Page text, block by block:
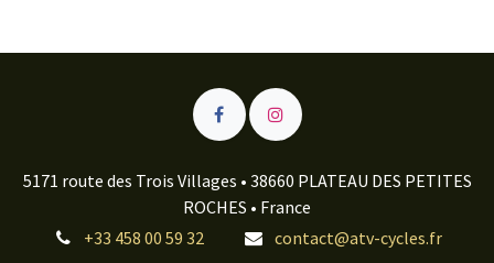
5171 route des Trois Villages • 38660 PLATEAU DES PETITES
ROCHES • France
+33 458 00 59 32
contact@atv-cycles.fr